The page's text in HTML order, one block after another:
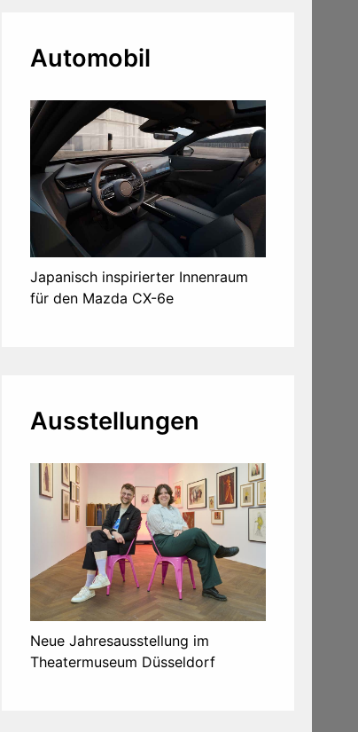
Automobil
Japanisch inspirierter Innenraum
für den Mazda CX-6e
Ausstellungen
Neue Jahresausstellung im
Theatermuseum Düsseldorf